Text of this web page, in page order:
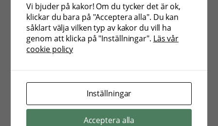
har…
Läs mer
Ridning kan göra barn smartare
Vi bjuder på kakor! Om du tycker det är ok,
klickar du bara på "Acceptera alla". Du kan
såklart välja vilken typ av kakor du vill ha
genom att klicka på "Inställningar". Läs vår
cookie policy
Inställningar
Acceptera alla